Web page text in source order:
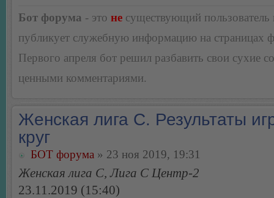
Бот форума - это не существующий пользователь
публикует служебную информацию на страницах
Первого апреля бот решил разбавить свои сухие
ценными комментариями.
Женская лига С. Результаты
круг
БОТ форума » 23 ноя 2019, 19:31
Женская лига С, Лига С Центр-2
23.11.2019 (15:40)